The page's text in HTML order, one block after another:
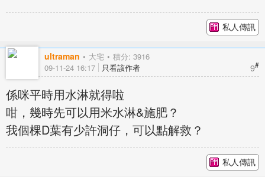
私人傳訊
ultraman 大宅 積分: 3916
9#
09-11-24 16:17 只看該作者
係咪平時用水淋就得啦
咁，幾時先可以用米水淋&施肥？
我個棵D葉有少許洞仔，可以點解救？
私人傳訊